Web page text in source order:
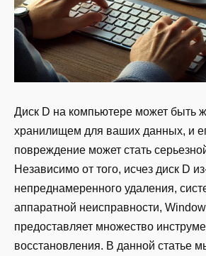
Диск D на компьютере может быть
хранилищем для ваших данных, и
повреждение может стать
Независимо от того, исчез диск D
непреднамеренного удаления,
аппаратной неисправности,
предоставляет множество
восстановления. В данной статье